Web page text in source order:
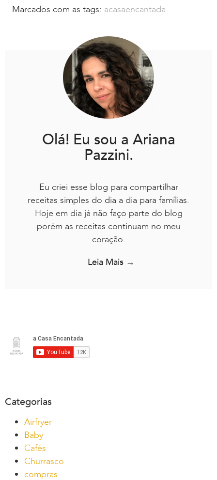
Marcados com as tags: acasaencantada
Olá! Eu sou a Ariana
Pazzini.
Eu criei esse blog para compartilhar
receitas simples do dia a dia para famílias.
Hoje em dia já não faço parte do blog
porém as receitas continuam no meu
coração.
Leia Mais →
Categorias
Airfryer
Baby
Cafés
Churrasco
compras